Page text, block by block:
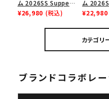
ム 2026SS Supper
Tee サパーTシャツ
¥26,980 (税込)
ム
Tee スピ
¥22,980
カテゴリ
ブランドコラボレ